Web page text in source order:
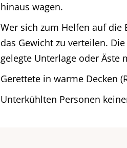
hinaus wagen.
Wer sich zum Helfen auf die
das Gewicht zu verteilen.
gelegte Unterlage oder Äste
Gerettete in warme Decken
Unterkühlten Personen